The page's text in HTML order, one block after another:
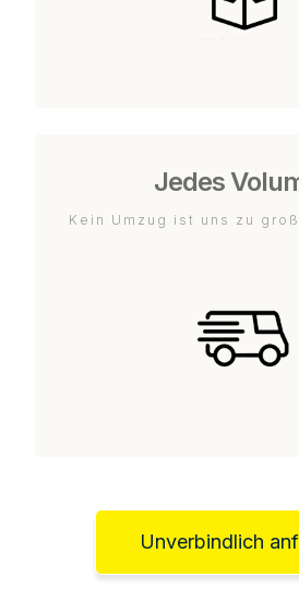
Jedes
Kein Umzug ist uns zu
Unverbindlich